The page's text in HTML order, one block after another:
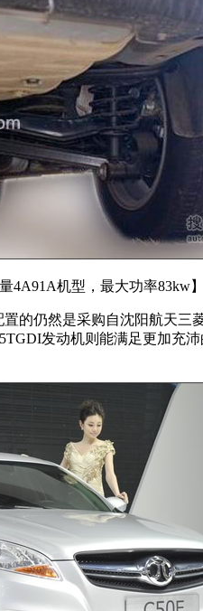
4A91A机型，最大功率83kw】
仍然是采购自沈阳航天三
发动机则能满足更加充